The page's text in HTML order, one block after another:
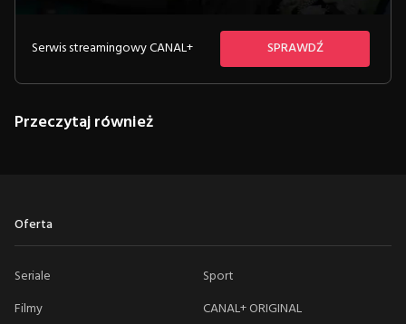
Serwis streamingowy CANAL+ SPRAWDŹ
Przeczytaj również
Oferta
Seriale
Sport
Filmy
CANAL+ ORIGINAL